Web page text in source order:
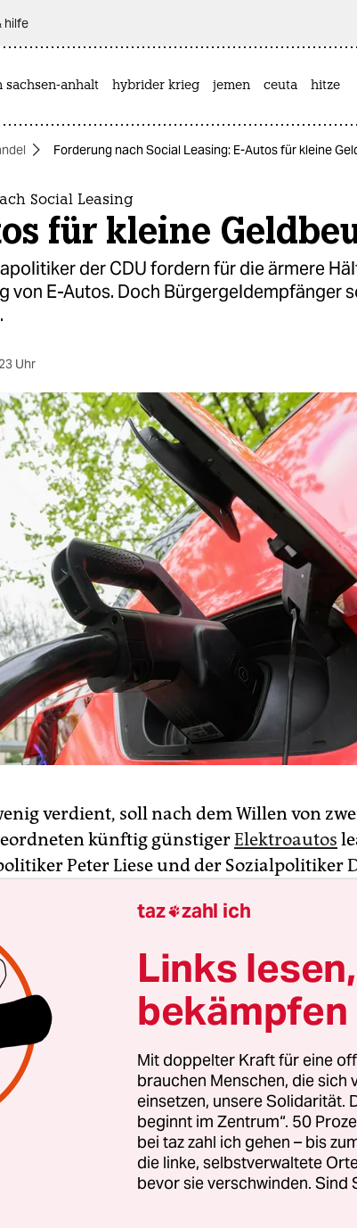
hilfe
sachsen-anhalt hybrider krieg jemen ceuta hitze
Forderung nach Social Leasing: E-Autos für kleine
Social Leasing
für kleine
der CDU fordern für die ärmere
von E-Autos. Doch Bürgergeldempfänger
Uhr
verdient, soll nach dem Willen von
künftig günstigerElektroautos
Peter Liese und der Sozialpolitiker
jedoch mit Einschränkungen: Die
gehen, teilten die
Arbeitnehmerinnen und
sowie Rentnerinnen und Rentner. Die
für die Förderung soll laut dem
Jahresgehalt liegen – was dem aktuellen
taz zahl ich
Links
bekämpfen
Mit doppelter Kraft für eine
brauchen Menschen, die
einsetzen, unsere Solidarität.
beginnt im Zentrum“. 50
bei taz zahl ich gehen – bis
die linke, selbstverwaltete
bevor sie verschwinden. Sind